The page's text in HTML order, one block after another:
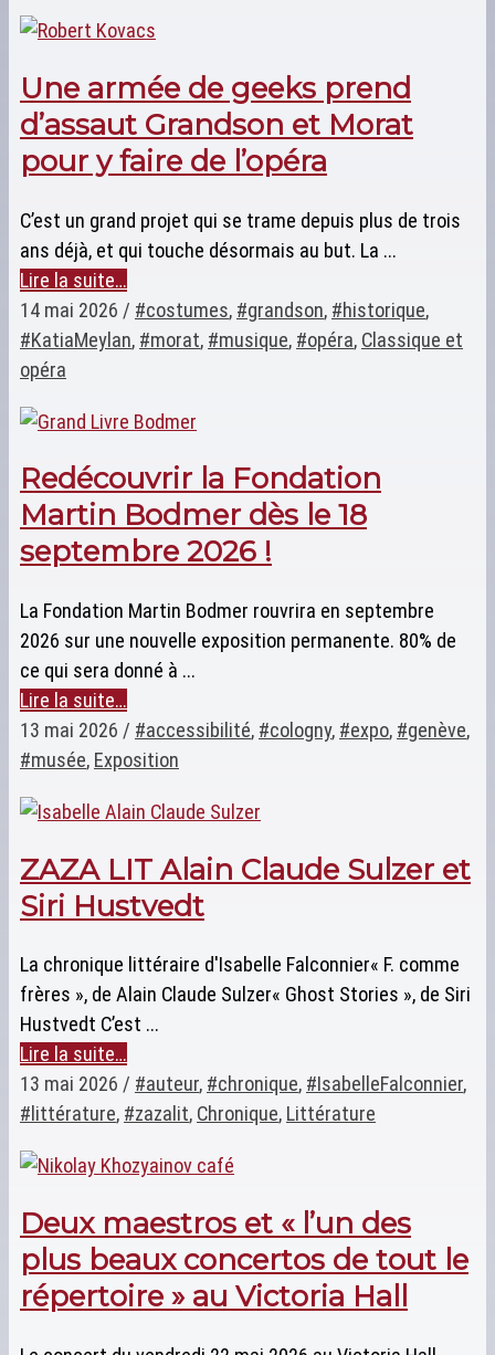
Une armée de geeks prend
d’assaut Grandson et Morat
pour y faire de l’opéra
C’est un grand projet qui se trame depuis plus de trois
ans déjà, et qui touche désormais au but. La ...
Lire la suite…
14 mai 2026 / #costumes, #grandson, #historique,
#KatiaMeylan, #morat, #musique, #opéra, Classique et
opéra
Redécouvrir la Fondation
Martin Bodmer dès le 18
septembre 2026 !
La Fondation Martin Bodmer rouvrira en septembre
2026 sur une nouvelle exposition permanente. 80% de
ce qui sera donné à ...
Lire la suite…
13 mai 2026 / #accessibilité, #cologny, #expo, #genève,
#musée, Exposition
ZAZA LIT Alain Claude Sulzer et
Siri Hustvedt
La chronique littéraire d'Isabelle Falconnier« F. comme
frères », de Alain Claude Sulzer« Ghost Stories », de Siri
Hustvedt C’est ...
Lire la suite…
13 mai 2026 / #auteur, #chronique, #IsabelleFalconnier,
#littérature, #zazalit, Chronique, Littérature
Deux maestros et « l’un des
plus beaux concertos de tout le
répertoire » au Victoria Hall